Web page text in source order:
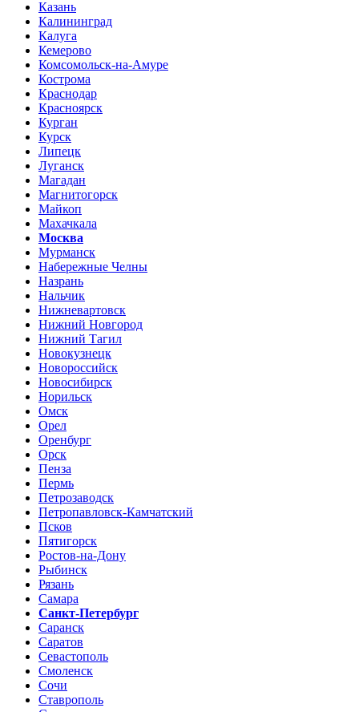
Казань
Калининград
Калуга
Кемерово
Комсомольск-на-Амуре
Кострома
Краснодар
Красноярск
Курган
Курск
Липецк
Луганск
Магадан
Магнитогорск
Майкоп
Махачкала
Москва
Мурманск
Набережные Челны
Назрань
Нальчик
Нижневартовск
Нижний Новгород
Нижний Тагил
Новокузнецк
Новороссийск
Новосибирск
Норильск
Омск
Орел
Оренбург
Орск
Пенза
Пермь
Петрозаводск
Петропавловск-Камчатский
Псков
Пятигорск
Ростов-на-Дону
Рыбинск
Рязань
Самара
Санкт-Петербург
Саранск
Саратов
Севастополь
Смоленск
Сочи
Ставрополь